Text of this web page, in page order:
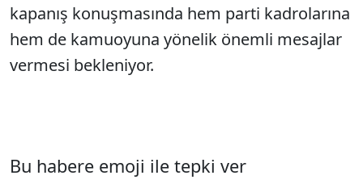
kapanış konuşmasında hem parti kadrolarına
hem de kamuoyuna yönelik önemli mesajlar
vermesi bekleniyor.
Bu habere emoji ile tepki ver